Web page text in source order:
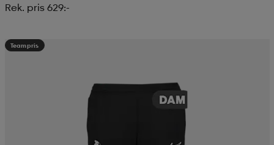
Rek. pris 629:-
Teampris